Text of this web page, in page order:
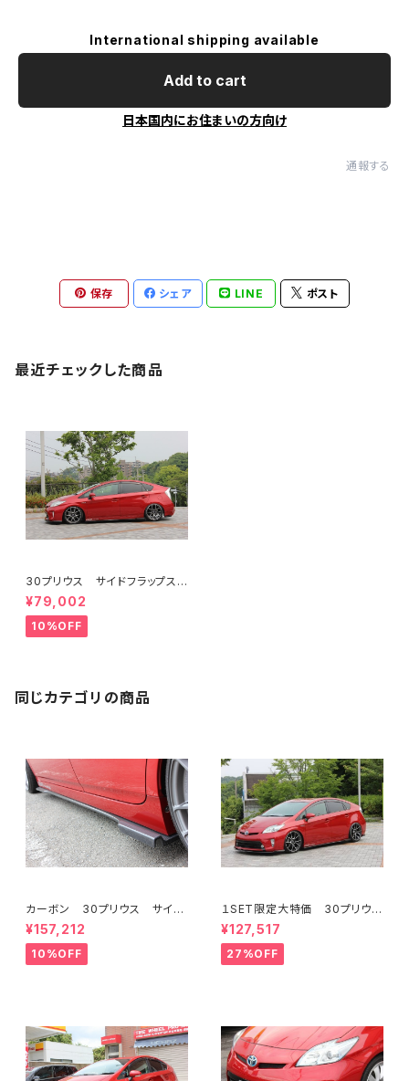
International shipping available
Add to cart
日本国内にお住まいの方向け
通報する
保存 シェア LINE ポスト
最近チェックした商品
30プリウス サイドフラップス
ポイラー FRP ミネルバVer.
GT
¥79,002
10%OFF
同じカテゴリの商品
カーボン 30プリウス サイド
フラップスポイラー ミネルバV
er.GT ハイブリッドカーボン
¥157,212
10%OFF
１SET限定大特価 30プリウス
後期 3点KIT フロント/サイ
ド/リアフラップスポイラー FR
P ミネルバVer.GT
¥127,517
27%OFF